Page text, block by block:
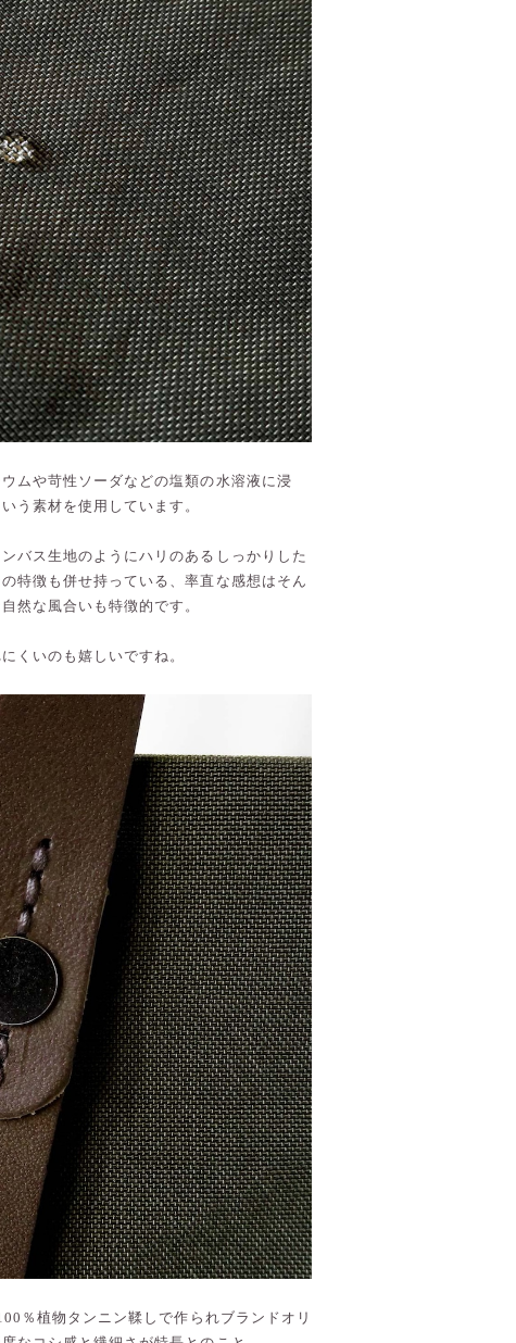
ムや苛性ソーダなどの塩類の水溶液に浸
う素材を使用しています。
バス生地のようにハリのあるしっかりした
特徴も併せ持っている、率直な感想はそん
然な風合いも特徴的です。
くいのも嬉しいですね。
％植物タンニン鞣しで作られブランドオリ